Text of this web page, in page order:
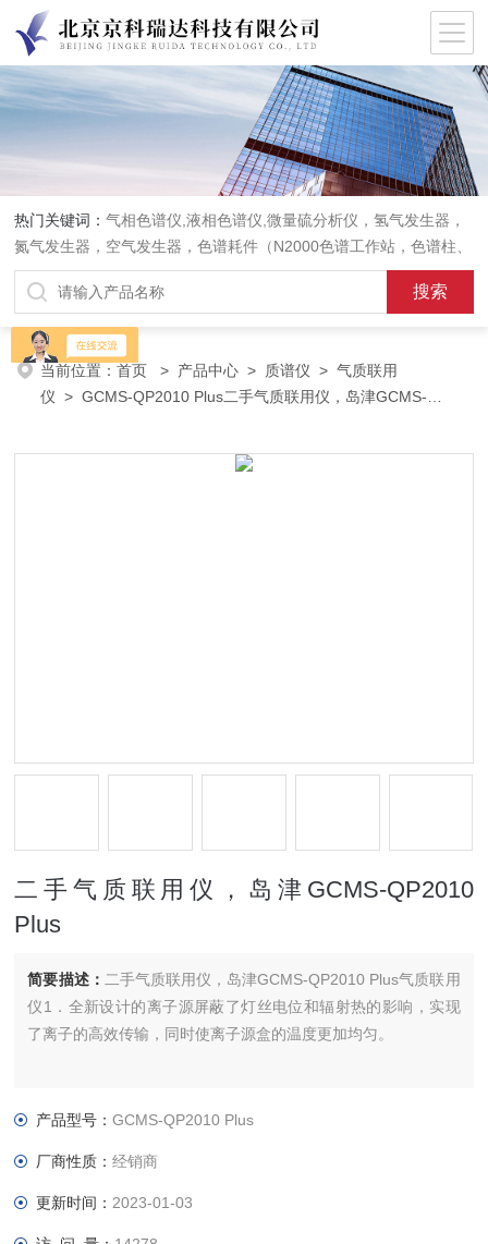
热门关键词：气相色谱仪,液相色谱仪,微量硫分析仪，氢气发生器，
氮气发生器，空气发生器，色谱耗件（N2000色谱工作站，色谱柱、
阀件、进样器、色谱担体），顶空进样器，热解析仪，紫外分光光度
计，原子吸收分光光度计，傅立叶红外光谱仪，分析天平等常规实验
室产品。
当前位置：首页 > 产品中心 > 质谱仪 >气质联用
仪 > GCMS-QP2010 Plus二手气质联用仪，岛津GCMS-
二手气质联用仪，岛津GCMS-QP2010
Plus
简要描述： 二手气质联用仪，岛津GCMS-QP2010 Plus气质联用
仪1．全新设计的离子源屏蔽了灯丝电位和辐射热的影响，实现
了离子的高效传输，同时使离子源盒的温度更加均匀。
产品型号：GCMS-QP2010 Plus
厂商性质：经销商
更新时间： 2023-01-03